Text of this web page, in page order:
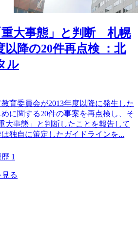
重大事態」と判断 札幌
以降の20件再点検 ：北
ル
育委員会が2013年度以降に発生した
に関する20件の事案を再点検し、そ
大事態」と判断したことを報告して
独自に策定したガイドラインを...
歴 1
る